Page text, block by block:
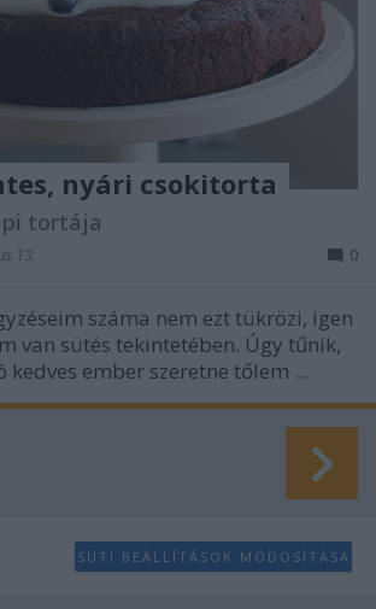
nyári csokitorta
tortája
13. 0
száma nem ezt tükrözi, igen
van sütés tekintetében. Úgy tűnik,
kedves ember szeretne tőlem ...
SÜTI BEÁLLÍTÁSOK MÓDOSÍTÁSA